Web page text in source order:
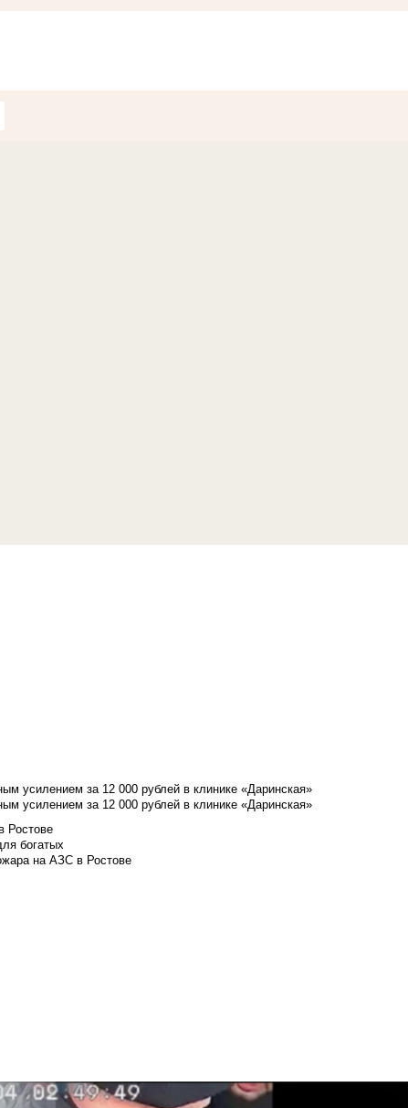
усилением за 12 000 рублей в клинике «Даринская»
усилением за 12 000 рублей в клинике «Даринская»
Ростове
богатых
на АЗС в Ростове